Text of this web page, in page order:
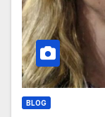
BLOG